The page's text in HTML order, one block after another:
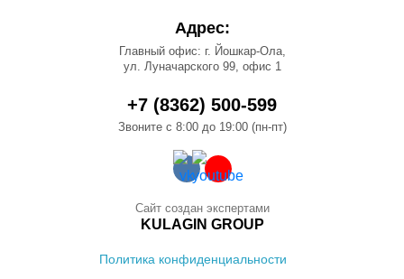
Адрес:
Главный офис: г. Йошкар-Ола,
ул. Луначарского 99, офис 1
+7 (8362) 500-599
Звоните с 8:00 до 19:00 (пн-пт)
Политика конфиденциальности
Сайт создан экспертами
KULAGIN GROUP